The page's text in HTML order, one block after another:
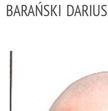
BARAŃSKI